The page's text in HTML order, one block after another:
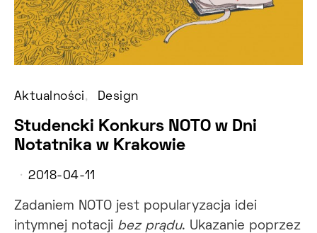
Aktualności Design
Studencki Konkurs NOTO w Dni
Notatnika w Krakowie
2018-04-11
Zadaniem NOTO jest popularyzacja idei
intymnej notacji bez prądu. Ukazanie poprzez